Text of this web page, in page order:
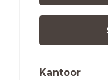
Kantoor